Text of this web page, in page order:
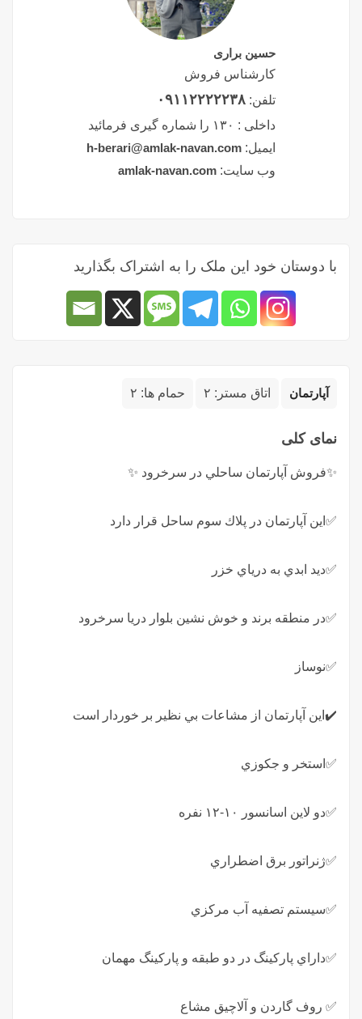
آپارتمان اتاق مستر: ۲ حمام ها: ۲
نمای کلی
✨فروش آپارتمان ساحلي در سرخرود ✨
✅اين آپارتمان در پلاك سوم ساحل قرار دارد
✅ديد ابدي به درياي خزر
✅در منطقه برند و خوش نشين بلوار دريا سرخرود
✅نوساز
✔️اين آپارتمان از مشاعات بي نظير بر خوردار است
✅استخر و جكوزي
✅دو لاين اسانسور ١٠-١٢ نفره
✅ژنراتور برق اضطراري
✅سيستم تصفيه آب مركزي
✅داراي پاركينگ در دو طبقه و پاركينگ مهمان
✅ روف گاردن و آلاچيق مشاع
حسین براری
کارشناس فروش
تلفن: ۰۹۱۱۲۲۲۲۲۳۸
داخلی : ۱۳۰ را شماره گیری فرمائید
ایمیل: h-berari@amlak-navan.com
وب سایت: amlak-navan.com
با دوستان خود این ملک را به اشتراک بگذارید